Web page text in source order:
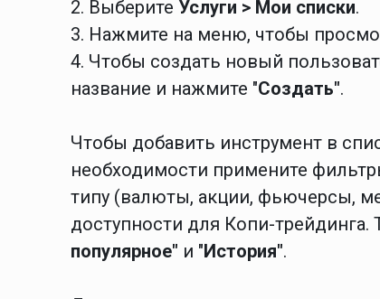
2. Выберите Услуги > Мои списки.
3. Нажмите на меню, чтобы
4. Чтобы создать новый
название и нажмите "Создать".
Чтобы добавить инструмент в
необходимости примените
типу (валюты, акции, фьючерсы,
доступности для Копи-
популярное" и "История".